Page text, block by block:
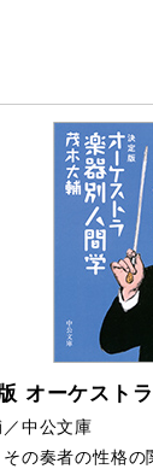
オーケスト
中公文庫
の奏者の性格の